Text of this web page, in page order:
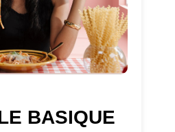
BASIQUE